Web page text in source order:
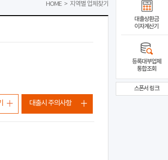
HOME > 지역별 업체찾기
대출시 주의사항
대출상환금
이자계산기
등록대부업체
통합조회
스폰서 링크